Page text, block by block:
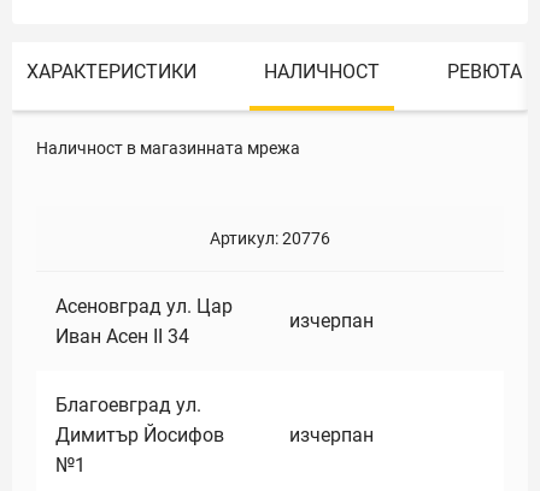
ХАРАКТЕРИСТИКИ НАЛИЧНОСТ РЕВЮТА
Наличност в магазинната мрежа
Артикул:20776
Асеновград ул. Цар
Иван Асен II 34
изчерпан
Благоевград ул.
Димитър Йосифов
№1
изчерпан